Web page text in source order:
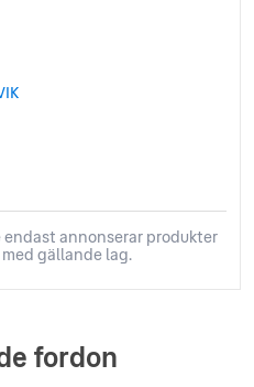
annonserar produkter
gällande lag.
fordon